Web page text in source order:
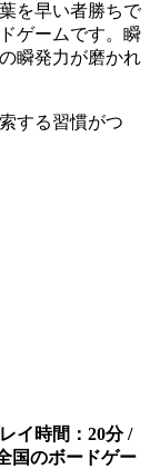
を早い者勝ちで
ゲームです。瞬
瞬発力が磨かれ
する習慣がつ
イ時間：20分 /
国のボードゲー